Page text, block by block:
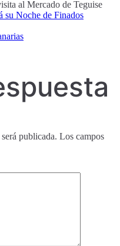
al Mercado de Teguise
su Noche de Finados
publicada. Los campos